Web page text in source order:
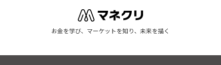
お金を学び、マーケットを知り、未来を描く